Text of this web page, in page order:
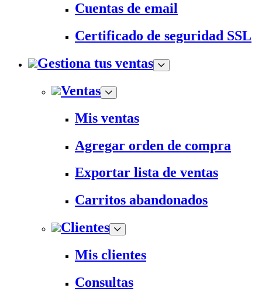
Cuentas de email
Certificado de seguridad SSL
Gestiona tus ventas
Ventas
Mis ventas
Agregar orden de compra
Exportar lista de ventas
Carritos abandonados
Clientes
Mis clientes
Consultas